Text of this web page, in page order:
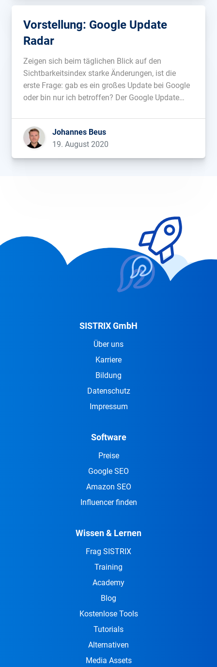
Vorstellung: Google Update
Radar
Zeigen sich beim täglichen Blick auf den
Sichtbarkeitsindex starke Änderungen, ist die
erste Frage: gab es ein großes Update bei Google
oder bin nur ich betroffen? Der Google Update
Johannes Beus
19. August 2020
SISTRIX GmbH
Über uns
Karriere
Bildung
Datenschutz
Impressum
Software
Preise
Google SEO
Amazon SEO
Influencer finden
Wissen & Lernen
Frag SISTRIX
Training
Academy
Blog
Kostenlose Tools
Tutorials
Alternativen
Media Assets